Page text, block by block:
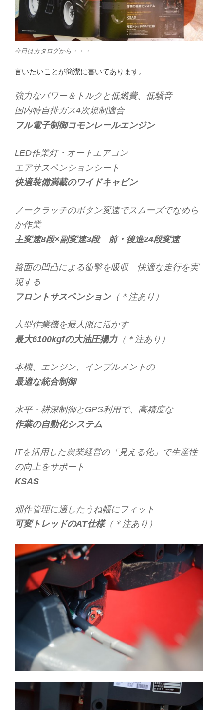
今日はカタログから・・・
言いたいことが簡潔に書いてあります。
強力なパワー＆トルクと低燃費、低騒音
国内特自排ガス4次規制適合
フル電子制御コモンレールエンジン
LED作業灯・オートエアコン
エアサスペンションシート
快適装備満載のワイドキャビン
ノークラッチのボタン変速でスムーズでなめら
か作業
主変速8段×副変速3段 前・後進24段変速
路面の凹凸による衝撃を吸収 快適な走行を実
現する
フロントサスペンション（＊注あり）
大型作業機を最大限に活かす
最大6100kgfの大油圧揚力（＊注あり）
本機、エンジン、インプルメントの
最適な統合制御
水平・耕深制御とGPS利用で、高精度な
作業の自動化システム
ITを活用した農業経営の「見える化」で生産性
の向上をサポート
KSAS
畑作管理に適したうね幅にフィット
可変トレッドのAT仕様（＊注あり）